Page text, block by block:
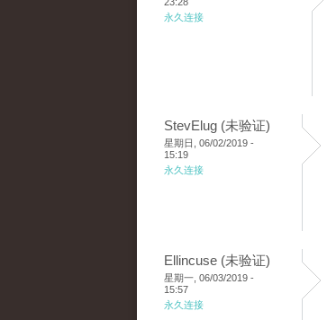
永久连接
StevElug (未验证)
星期日, 06/02/2019 -
15:19
永久连接
Ellincuse (未验证)
星期一, 06/03/2019 -
15:57
永久连接